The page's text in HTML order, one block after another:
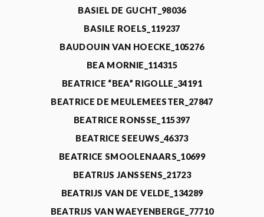
BASIEL DE GUCHT_98036
BASILE ROELS_119237
BAUDOUIN VAN HOECKE_105276
BEA MORNIE_114315
BEATRICE “BEA” RIGOLLE_34191
BEATRICE DE MEULEMEESTER_27847
BEATRICE RONSSE_115397
BEATRICE SEEUWS_46373
BEATRICE SMOOLENAARS_10699
BEATRIJS JANSSENS_21723
BEATRIJS VAN DE VELDE_134289
BEATRIJS VAN WAEYENBERGE_77710